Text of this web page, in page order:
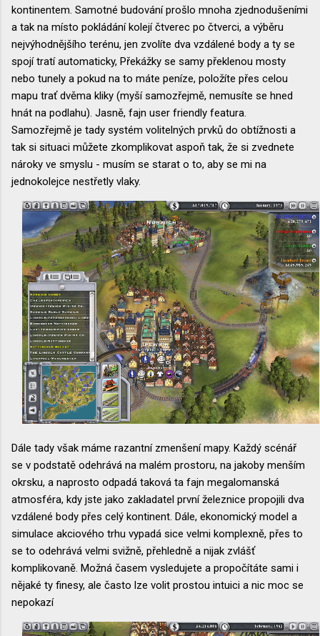
kontinentem. Samotné budování prošlo mnoha zjednodušeními
a tak na místo pokládání kolejí čtverec po čtverci, a výběru
nejvýhodnějšího terénu, jen zvolíte dva vzdálené body a ty se
spojí tratí automaticky, Překážky se samy překlenou mosty
nebo tunely a pokud na to máte peníze, položíte přes celou
mapu trať dvěma kliky (myší samozřejmě, nemusíte se hned
hnát na podlahu). Jasně, fajn user friendly featura.
Samozřejmě je tady systém volitelných prvků do obtížnosti a
tak si situaci můžete zkomplikovat aspoň tak, že si zvednete
nároky ve smyslu - musím se starat o to, aby se mi na
jednokolejce nestřetly vlaky.
Dále tady však máme razantní zmenšení mapy. Každý scénář
se v podstatě odehrává na malém prostoru, na jakoby menším
okrsku, a naprosto odpadá taková ta fajn megalomanská
atmosféra, kdy jste jako zakladatel první železnice propojili dva
vzdálené body přes celý kontinent. Dále, ekonomický model a
simulace akciového trhu vypadá sice velmi komplexně, přes to
se to odehrává velmi svižně, přehledně a nijak zvlášť
komplikovaně. Možná časem vysledujete a propočítáte sami i
nějaké ty finesy, ale často lze volit prostou intuici a nic moc se
nepokazí